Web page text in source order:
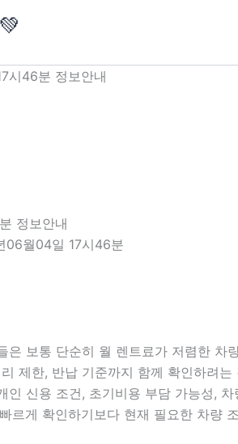
시46분 정보안내
정보안내
06월04일 17시46분
은 보통 단순히 월 렌트료가 저렴한 차
제한, 반납 기준까지 함께 확인하려
인 신용 조건, 초기비용 부담 가능성,
르게 확인하기보다 현재 필요한 차량